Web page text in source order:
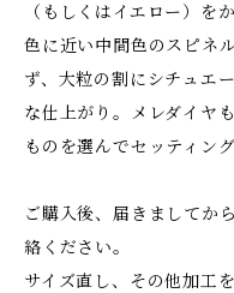
（もしくはイエロー）を
色に近い中間色のスピネ
ず、大粒の割にシチュエ
な仕上がり。メレダイヤ
ものを選んでセッティン
ご購入後、届きましてか
絡ください。
サイズ直し、その他加工